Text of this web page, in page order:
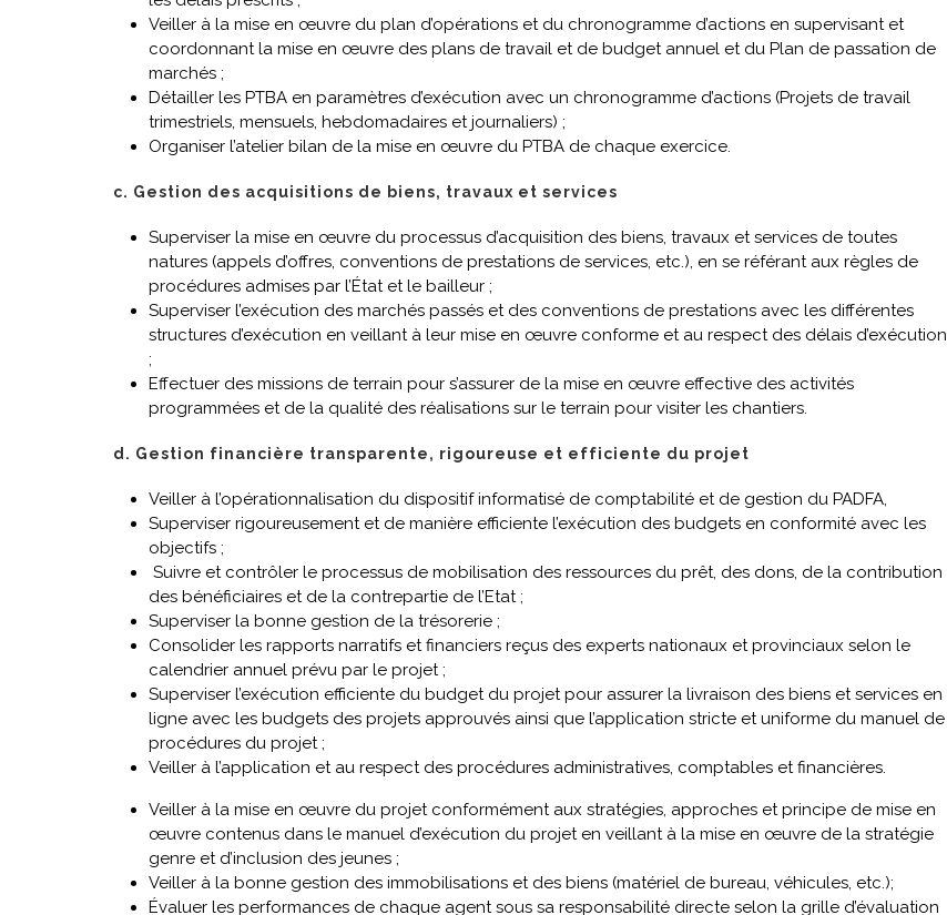
Veiller à la mise en œuvre du plan d’opérations et du chronogramme d’actions en supervisant et
coordonnant la mise en œuvre des plans de travail et de budget annuel et du Plan de passation de
marchés ;
Détailler les PTBA en paramètres d’exécution avec un chronogramme d’actions (Projets de travail
trimestriels, mensuels, hebdomadaires et journaliers) ;
Organiser l’atelier bilan de la mise en œuvre du PTBA de chaque exercice.
c. Gestion des acquisitions de biens, travaux et services
Superviser la mise en œuvre du processus d’acquisition des biens, travaux et services de toutes
natures (appels d’offres, conventions de prestations de services, etc.), en se référant aux règles de
procédures admises par l’État et le bailleur ;
Superviser l’exécution des marchés passés et des conventions de prestations avec les différentes
structures d’exécution en veillant à leur mise en œuvre conforme et au respect des délais d’exécution
;
Effectuer des missions de terrain pour s’assurer de la mise en œuvre effective des activités
programmées et de la qualité des réalisations sur le terrain pour visiter les chantiers.
d. Gestion financière transparente, rigoureuse et efficiente du projet
Veiller à l’opérationnalisation du dispositif informatisé de comptabilité et de gestion du PADFA,
Superviser rigoureusement et de manière efficiente l’exécution des budgets en conformité avec les
objectifs ;
Suivre et contrôler le processus de mobilisation des ressources du prêt, des dons, de la contribution
des bénéficiaires et de la contrepartie de l’Etat ;
Superviser la bonne gestion de la trésorerie ;
Consolider les rapports narratifs et financiers reçus des experts nationaux et provinciaux selon le
calendrier annuel prévu par le projet ;
Superviser l’exécution efficiente du budget du projet pour assurer la livraison des biens et services en
ligne avec les budgets des projets approuvés ainsi que l’application stricte et uniforme du manuel de
procédures du projet ;
Veiller à l’application et au respect des procédures administratives, comptables et financières.
Veiller à la mise en œuvre du projet conformément aux stratégies, approches et principe de mise en
œuvre contenus dans le manuel d’exécution du projet en veillant à la mise en œuvre de la stratégie
genre et d’inclusion des jeunes ;
Veiller à la bonne gestion des immobilisations et des biens (matériel de bureau, véhicules, etc.);
Évaluer les performances de chaque agent sous sa responsabilité directe selon la grille d’évaluation